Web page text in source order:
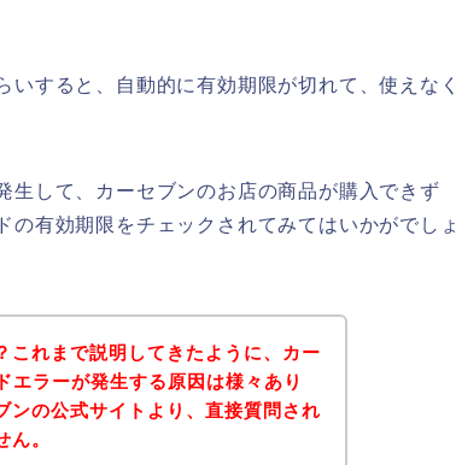
すると、自動的に有効期限が切れて、使えなく
生して、カーセブンのお店の商品が購入できず
有効期限をチェックされてみてはいかがでしょ
これまで説明してきたように、カー
エラーが発生する原因は様々あり
ンの公式サイトより、直接質問され
。